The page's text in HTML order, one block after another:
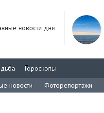
новости дня
Гороскопы
новости Фоторепортажи